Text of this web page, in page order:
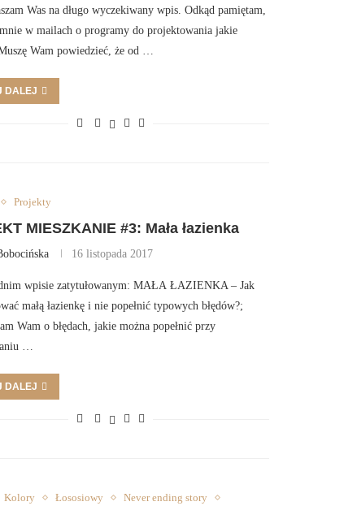
Was na długo wyczekiwany wpis. Odkąd pamiętam,
w mailach o programy do projektowania jakie
Wam powiedzieć, że od …
DALEJ
Projekty
MIESZKANIE #3: Mała łazienka
16 listopada 2017
wpisie zatytułowanym: MAŁA ŁAZIENKA – Jak
małą łazienkę i nie popełnić typowych błędów?;
Wam o błędach, jakie można popełnić przy
…
DALEJ
Kolory Łososiowy
Never ending story